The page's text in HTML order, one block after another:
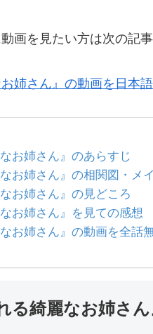
画を見たい方は次の記
姉さん』の動画を日本
お姉さん』のあらすじ
お姉さん』の相関図・メ
お姉さん』の見どころ
お姉さん』を見ての感想
お姉さん』の動画を全話
る綺麗なお姉さ